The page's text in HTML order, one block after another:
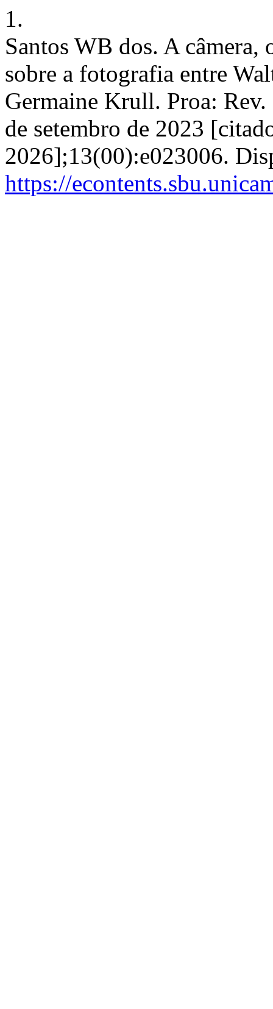
1.
Santos WB dos. A
sobre a fotografia entre
Germaine Krull. Proa:
de setembro de 2023
2026];13(00):e023006.
https://